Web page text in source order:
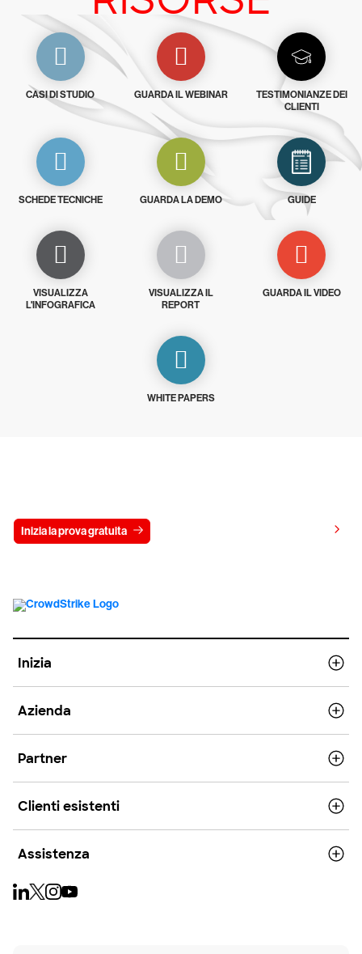
CASI DI STUDIO GUARDA IL WEBINAR
TESTIMONIANZE DEI
CLIENTI
SCHEDE TECNICHE GUARDA LA DEMO GUIDE
VISUALIZZA
L'INFOGRAFICA
VISUALIZZA IL
REPORT
GUARDA IL VIDEO
WHITE PAPERS
Inizia la prova gratuita
Inizia
Azienda
Partner
Clienti esistenti
Assistenza